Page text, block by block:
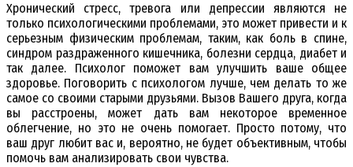
Хронический стресс, тревога или депрессии являются не
только психологическими проблемами, это может привести и к
серьезным физическим проблемам, таким, как боль в спине,
синдром раздраженного кишечника, болезни сердца, диабет и
так далее. Психолог поможет вам улучшить ваше общее
здоровье. Поговорить с психологом лучше, чем делать то же
самое со своими старыми друзьями. Вызов Вашего друга, когда
вы расстроены, может дать вам некоторое временное
облегчение, но это не очень помогает. Просто потому, что
ваш друг любит вас и, вероятно, не будет объективным, чтобы
помочь вам анализировать свои чувства.